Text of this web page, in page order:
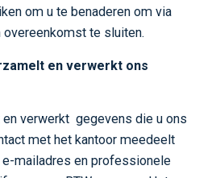
om u te benaderen om via
te sluiten.
en verwerkt ons
verwerkt gegevens die u ons
met het kantoor meedeelt
e-mailadres en professionele